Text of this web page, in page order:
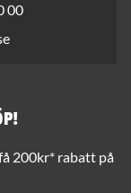
00
200kr* rabatt på